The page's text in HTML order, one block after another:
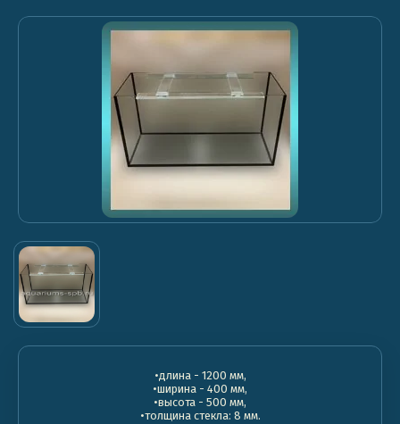
•длина - 1200 мм,
•ширина - 400 мм,
•высота - 500 мм,
•толщина стекла: 8 мм.